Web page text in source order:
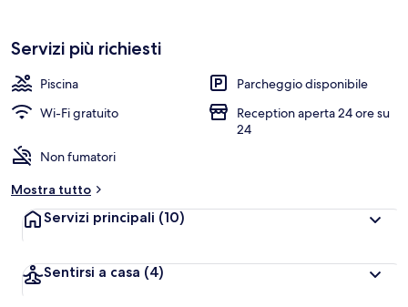
Servizi più richiesti
Piscina
Parcheggio disponibile
Wi-Fi gratuito
Reception aperta 24 ore su
24
Non fumatori
Mostra tutto
Servizi principali (10)
Sentirsi a casa (4)